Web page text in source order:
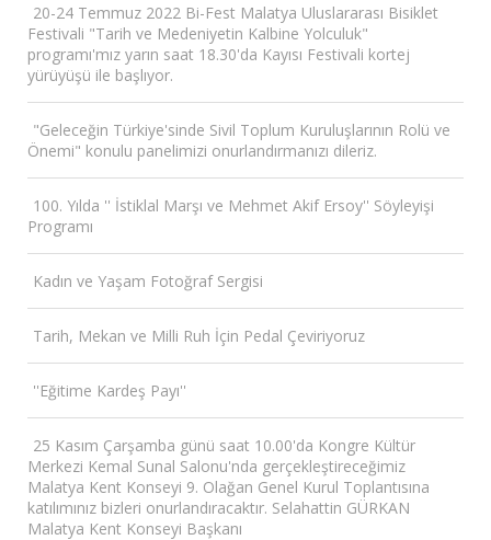
20-24 Temmuz 2022 Bi-Fest Malatya Uluslararası Bisiklet
Festivali "Tarih ve Medeniyetin Kalbine Yolculuk"
programı'mız yarın saat 18.30'da Kayısı Festivali kortej
yürüyüşü ile başlıyor.
"Geleceğin Türkiye'sinde Sivil Toplum Kuruluşlarının Rolü ve
Önemi" konulu panelimizi onurlandırmanızı dileriz.
100. Yılda '' İstiklal Marşı ve Mehmet Akif Ersoy'' Söyleyişi
Programı
Kadın ve Yaşam Fotoğraf Sergisi
Tarih, Mekan ve Milli Ruh İçin Pedal Çeviriyoruz
''Eğitime Kardeş Payı''
25 Kasım Çarşamba günü saat 10.00'da Kongre Kültür
Merkezi Kemal Sunal Salonu'nda gerçekleştireceğimiz
Malatya Kent Konseyi 9. Olağan Genel Kurul Toplantısına
katılımınız bizleri onurlandıracaktır. Selahattin GÜRKAN
Malatya Kent Konseyi Başkanı